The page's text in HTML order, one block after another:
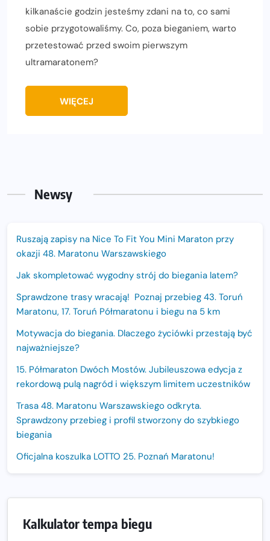
kilkanaście godzin jesteśmy zdani na to, co sami
sobie przygotowaliśmy. Co, poza bieganiem, warto
przetestować przed swoim pierwszym
ultramaratonem?
WIĘCEJ
Newsy
Ruszają zapisy na Nice To Fit You Mini Maraton przy
okazji 48. Maratonu Warszawskiego
Jak skompletować wygodny strój do biegania latem?
Sprawdzone trasy wracają! Poznaj przebieg 43. Toruń
Maratonu, 17. Toruń Półmaratonu i biegu na 5 km
Motywacja do biegania. Dlaczego życiówki przestają być
najważniejsze?
15. Półmaraton Dwóch Mostów. Jubileuszowa edycja z
rekordową pulą nagród i większym limitem uczestników
Trasa 48. Maratonu Warszawskiego odkryta.
Sprawdzony przebieg i profil stworzony do szybkiego
biegania
Oficjalna koszulka LOTTO 25. Poznań Maratonu!
Kalkulator tempa biegu